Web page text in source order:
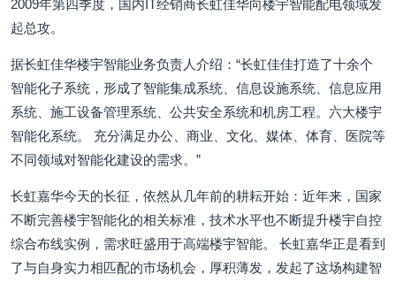
2009年第四季度，国内IT经销商长虹佳华向楼宇智能配电领域发
起总攻。
据长虹佳华楼宇智能业务负责人介绍：“长虹佳佳打造了十余个
智能化子系统，形成了智能集成系统、信息设施系统、信息应用
系统、施工设备管理系统、公共安全系统和机房工程。六大楼宇
智能化系统。 充分满足办公、商业、文化、媒体、体育、医院等
不同领域对智能化建设的需求。”
长虹嘉华今天的长征，依然从几年前的耕耘开始：近年来，国家
不断完善楼宇智能化的相关标准，技术水平也不断提升楼宇自控
综合布线实例，需求旺盛用于高端楼宇智能。 长虹嘉华正是看到
了与自身实力相匹配的市场机会，厚积薄发，发起了这场构建智